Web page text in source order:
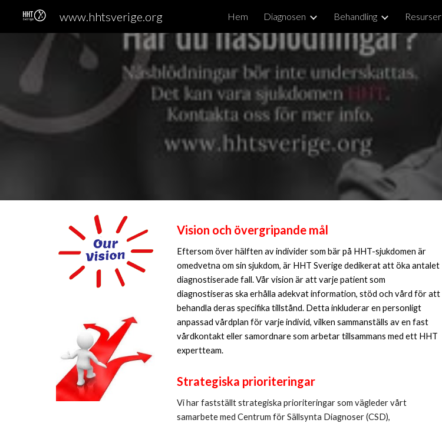
Skip to main content
www.hhtsverige.org Hem Diagnosen Behandling Resurser
Vision och övergripande mål
Eftersom över hälften av individer som bär på HHT-sjukdomen är
omedvetna om sin sjukdom, är HHT Sverige dedikerat att öka antalet
diagnostiserade fall. Vår vision är att varje patient som
diagnostiseras ska erhålla adekvat information, stöd och vård för att
behandla deras specifika tillstånd. Detta inkluderar en personligt
anpassad vårdplan för varje individ, vilken sammanställs av en fast
vårdkontakt eller samordnare som arbetar tillsammans med ett HHT
expertteam.
Strategiska prioriteringar
Vi har fastställt strategiska prioriteringar som vägleder vårt
samarbete med Centrum för Sällsynta Diagnoser (CSD),